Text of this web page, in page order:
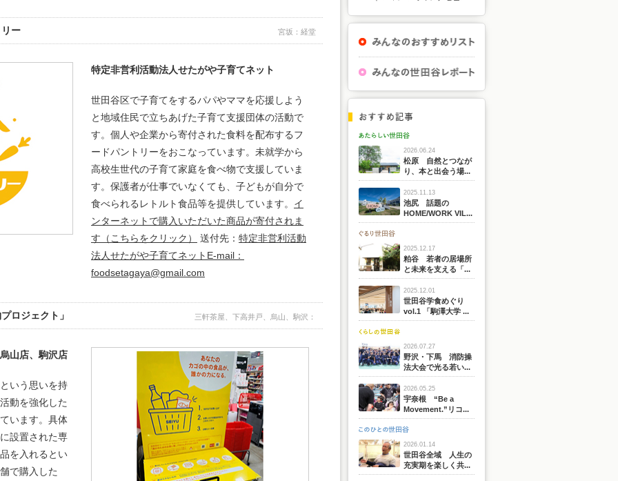
ー 宮坂：経堂
特定非営利活動法人せたがや子育てネット
世田谷区で子育てをするパパやママを応援しよう
と地域住民で立ちあげた子育て支援団体の活動で
す。個人や企業から寄付された食料を配布するフ
ードパントリーをおこなっています。未就学から
高校生世代の子育て家庭を食べ物で支援していま
す。保護者が仕事でいなくても、子どもが自分で
食べられるレトルト食品等を提供しています。 イ
ンターネットで購入いただいた商品が寄付されま
す（こちらをクリック）
送付先： 特定非営利活動
法人せたがや子育てネット E-mail：
foodsetagaya@gmail.com
ロジェクト」 三軒茶屋、下高井戸、烏山、駒沢：
山店、駒沢店
いう思いを持
動を強化した
います。具体
設置された専
を入れるとい
で購入した
2026.06.24
松原 自然とつなが
り、本と出会う場...
2025.11.13
池尻 話題の
HOME/WORK VIL...
2025.12.17
粕谷 若者の居場所
と未来を支える「...
2025.12.01
世田谷学食めぐり
vol.1 「駒澤大学 ...
2026.07.27
野沢・下馬 消防操
法大会で光る若い...
2026.05.25
宇奈根 “Be a
Movement.”リコ...
2026.01.14
世田谷全域 人生の
充実期を楽しく共...